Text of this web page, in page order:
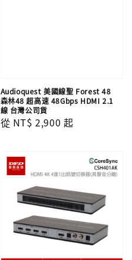
Audioquest 美國線聖 Forest 48
森林48 超高速 48Gbps HDMI 2.1
線 台灣公司貨
Regular
從 NT$ 2,900 起